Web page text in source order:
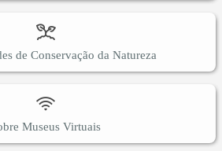
de Conservação da Natureza
Museus Virtuais